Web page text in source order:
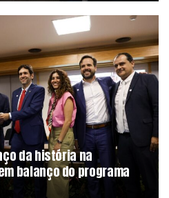
da história na
balanço do programa